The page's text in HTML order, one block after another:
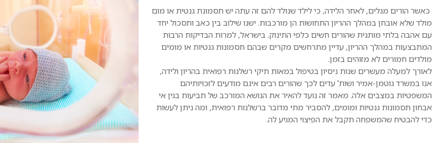
כאשר הורים מגלים, לאחר הלידה, כי לילד שנולד להם זה עתה יש תסמונת גנטית או מום
מולד שלא אובחן במהלך ההריון התחושות הן מורכבות. ישנו שילוב בין כאב ותסכול יחד
עם אהבה בלתי מותנית שהורים חשים כלפי התינוק. בישראל, למרות הבדיקות הרבות
המתבצעות במהלך ההריון, עדיין מתרחשים מקרים שבהם תסמונות גנטיות או מומים
מולדים חמורים לא מזוהים בזמן.
לאורך למעלה מעשרים שנות ניסיון בטיפול במאות תיקי רשלנות רפואית בהריון ולידה,
אנו במשרד גוטמן-אמיר ושות' עדים לכך שהורים רבים אינם מודעים לזכויותיהם
המשפטיות במצבים אלה. מאמר זה נועד להאיר את הנושא המורכב של תביעות בגין אי
אבחון תסמונות גנטיות ומומים, להסביר מתי מדובר ברשלנות רפואית, ומה ניתן לעשות
כדי להבטיח שהמשפחה תקבל את הפיצוי המגיע לה.